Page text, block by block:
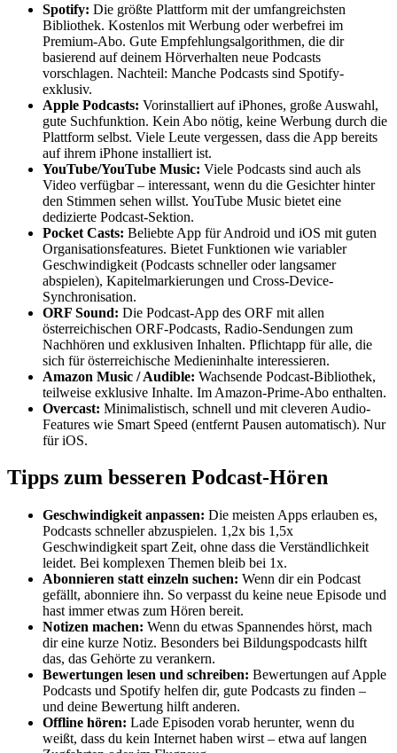
Spotify: Die größte Plattform mit der umfangreichsten
Bibliothek. Kostenlos mit Werbung oder werbefrei im
Premium-Abo. Gute Empfehlungsalgorithmen, die dir
basierend auf deinem Hörverhalten neue Podcasts
vorschlagen. Nachteil: Manche Podcasts sind Spotify-
exklusiv.
Apple Podcasts: Vorinstalliert auf iPhones, große Auswahl,
gute Suchfunktion. Kein Abo nötig, keine Werbung durch die
Plattform selbst. Viele Leute vergessen, dass die App bereits
auf ihrem iPhone installiert ist.
YouTube/YouTube Music: Viele Podcasts sind auch als
Video verfügbar – interessant, wenn du die Gesichter hinter
den Stimmen sehen willst. YouTube Music bietet eine
dedizierte Podcast-Sektion.
Pocket Casts: Beliebte App für Android und iOS mit guten
Organisationsfeatures. Bietet Funktionen wie variabler
Geschwindigkeit (Podcasts schneller oder langsamer
abspielen), Kapitelmarkierungen und Cross-Device-
Synchronisation.
ORF Sound: Die Podcast-App des ORF mit allen
österreichischen ORF-Podcasts, Radio-Sendungen zum
Nachhören und exklusiven Inhalten. Pflichtapp für alle, die
sich für österreichische Medieninhalte interessieren.
Amazon Music / Audible: Wachsende Podcast-Bibliothek,
teilweise exklusive Inhalte. Im Amazon-Prime-Abo enthalten.
Overcast: Minimalistisch, schnell und mit cleveren Audio-
Features wie Smart Speed (entfernt Pausen automatisch). Nur
für iOS.
Tipps zum besseren Podcast-Hören
Geschwindigkeit anpassen: Die meisten Apps erlauben es,
Podcasts schneller abzuspielen. 1,2x bis 1,5x
Geschwindigkeit spart Zeit, ohne dass die Verständlichkeit
leidet. Bei komplexen Themen bleib bei 1x.
Abonnieren statt einzeln suchen: Wenn dir ein Podcast
gefällt, abonniere ihn. So verpasst du keine neue Episode und
hast immer etwas zum Hören bereit.
Notizen machen: Wenn du etwas Spannendes hörst, mach
dir eine kurze Notiz. Besonders bei Bildungspodcasts hilft
das, das Gehörte zu verankern.
Bewertungen lesen und schreiben: Bewertungen auf Apple
Podcasts und Spotify helfen dir, gute Podcasts zu finden –
und deine Bewertung hilft anderen.
Offline hören: Lade Episoden vorab herunter, wenn du
weißt, dass du kein Internet haben wirst – etwa auf langen